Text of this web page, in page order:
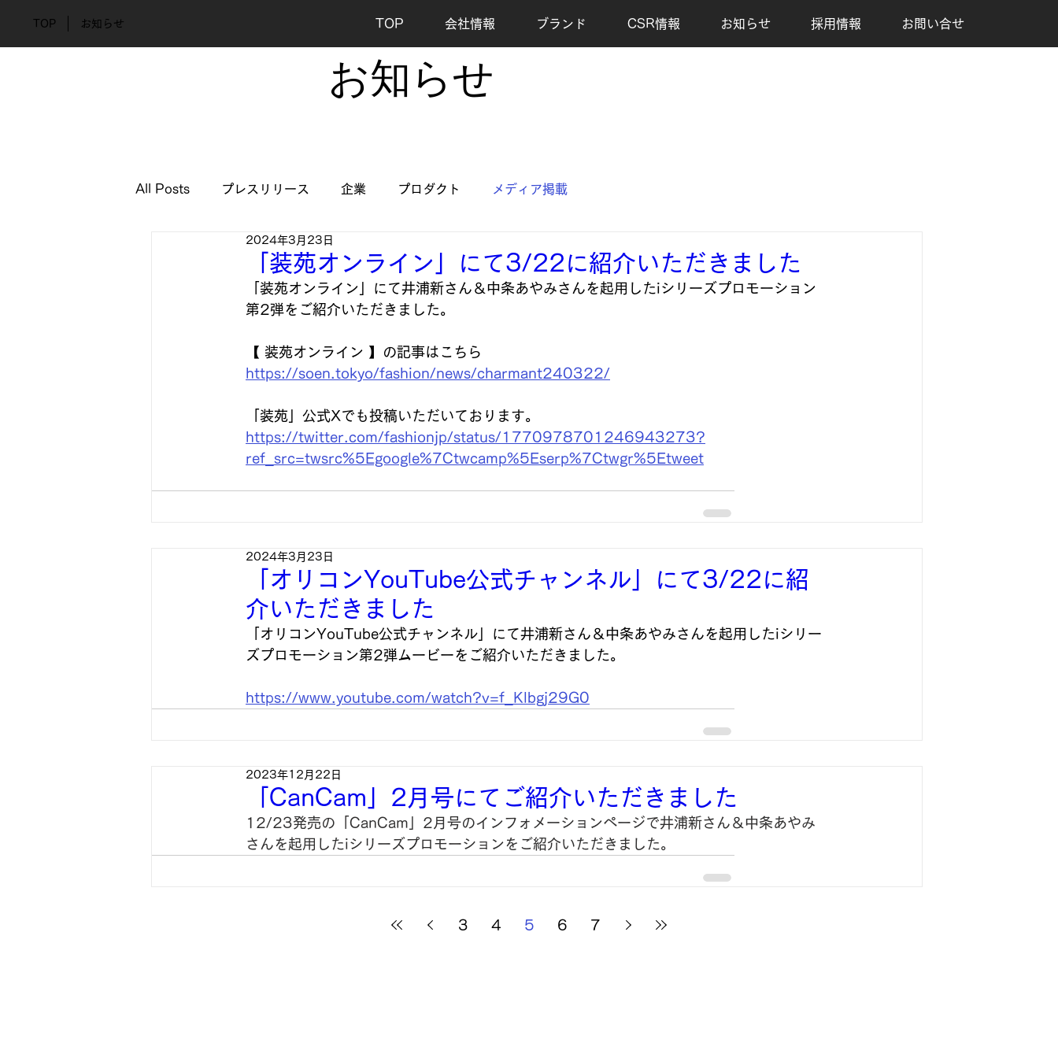
TOP 会社情報 ブランド CSR情報 お知らせ 採用情報 お問い合せ
​お知らせ
TOP お知らせ
All Posts プレスリリース 企業 プロダクト メディア掲載
「装苑オンライン」にて3/22に紹介いただきました
2024年3月23日
「装苑オンライン」にて井浦新さん＆中条あやみさんを起用したiシリーズプロモーション
第2弾をご紹介いただきました。
【 装苑オンライン 】の記事はこちら
https://soen.tokyo/fashion/news/charmant240322/
「装苑」公式Xでも投稿いただいております。
https://twitter.com/fashionjp/status/1770978701246943273?
ref_src=twsrc%5Egoogle%7Ctwcamp%5Eserp%7Ctwgr%5Etweet
「オリコンYouTube公式チャンネル」にて3/22に紹
介いただきました
2024年3月23日
「オリコンYouTube公式チャンネル」にて井浦新さん＆中条あやみさんを起用したiシリー
ズプロモーション第2弾ムービーをご紹介いただきました。
https://www.youtube.com/watch?v=f_Klbgj29G0
「CanCam」2月号にてご紹介いただきました
2023年12月22日
12/23発売の「CanCam」2月号のインフォメーションページで井浦新さん＆中条あやみ
さんを起用したiシリーズプロモーションをご紹介いただきました。
3 4 5 6 7